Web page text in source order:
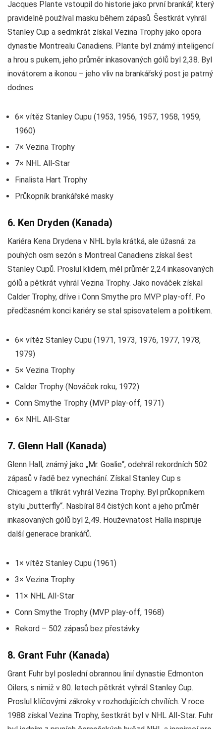
Jacques Plante vstoupil do historie jako první brankář, který
pravidelně používal masku během zápasů. Šestkrát vyhrál
Stanley Cup a sedmkrát získal Vezina Trophy jako opora
dynastie Montrealu Canadiens. Plante byl známý inteligencí
a hrou s pukem, jeho průměr inkasovaných gólů byl 2,38. Byl
inovátorem a ikonou – jeho vliv na brankářský post je patrný
dodnes.
6× vítěz Stanley Cupu (1953, 1956, 1957, 1958, 1959,
1960)
7× Vezina Trophy
7× NHL All-Star
Finalista Hart Trophy
Průkopník brankářské masky
6. Ken Dryden (Kanada)
Kariéra Kena Drydena v NHL byla krátká, ale úžasná: za
pouhých osm sezón s Montreal Canadiens získal šest
Stanley Cupů. Proslul klidem, měl průměr 2,24 inkasovaných
gólů a pětkrát vyhrál Vezina Trophy. Jako nováček získal
Calder Trophy, dříve i Conn Smythe pro MVP play-off. Po
předčasném konci kariéry se stal spisovatelem a politikem.
6× vítěz Stanley Cupu (1971, 1973, 1976, 1977, 1978,
1979)
5× Vezina Trophy
Calder Trophy (Nováček roku, 1972)
Conn Smythe Trophy (MVP play-off, 1971)
6× NHL All-Star
7. Glenn Hall (Kanada)
Glenn Hall, známý jako „Mr. Goalie“, odehrál rekordních 502
zápasů v řadě bez vynechání. Získal Stanley Cup s
Chicagem a třikrát vyhrál Vezina Trophy. Byl průkopníkem
stylu „butterfly“. Nasbíral 84 čistých kont a jeho průměr
inkasovaných gólů byl 2,49. Houževnatost Halla inspiruje
další generace brankářů.
1× vítěz Stanley Cupu (1961)
3× Vezina Trophy
11× NHL All-Star
Conn Smythe Trophy (MVP play-off, 1968)
Rekord – 502 zápasů bez přestávky
8. Grant Fuhr (Kanada)
Grant Fuhr byl poslední obrannou linií dynastie Edmonton
Oilers, s nimiž v 80. letech pětkrát vyhrál Stanley Cup.
Proslul klíčovými zákroky v rozhodujících chvílích. V roce
1988 získal Vezina Trophy, šestkrát byl v NHL All-Star. Fuhr